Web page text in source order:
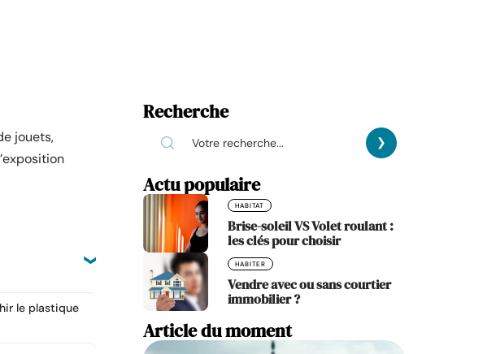
jouets,
le plastique
Recherche
Actu populaire
HABITAT
Brise-soleil VS Volet roulant :
les clés pour choisir
HABITER
Vendre avec ou sans courtier
immobilier ?
Article du moment